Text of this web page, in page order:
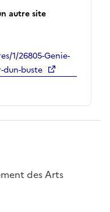
autre site
1/26805-Genie-
dun-buste
des Arts